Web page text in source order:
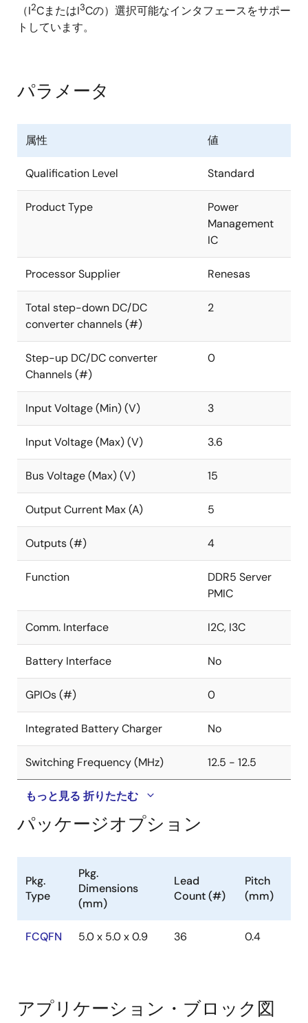
（I2CまたはI3Cの）選択可能なインタフェースをサポー
トしています。
パラメータ
属性 値
Qualification Level Standard
Product Type
Power
Management
IC
Processor Supplier Renesas
Total step-down DC/DC
converter channels (#)
2
Step-up DC/DC converter
Channels (#)
0
Input Voltage (Min) (V) 3
Input Voltage (Max) (V) 3.6
Bus Voltage (Max) (V) 15
Output Current Max (A) 5
Outputs (#) 4
Function
DDR5 Server
PMIC
Comm. Interface I2C, I3C
Battery Interface No
GPIOs (#) 0
Integrated Battery Charger No
Switching Frequency (MHz) 12.5 - 12.5
もっと見る 折りたたむ
パッケージオプション
Pkg.
Type
Pkg.
Dimensions
(mm)
Lead
Count (#)
Pitch
(mm)
FCQFN 5.0 x 5.0 x 0.9 36 0.4
アプリケーション・ブロック図